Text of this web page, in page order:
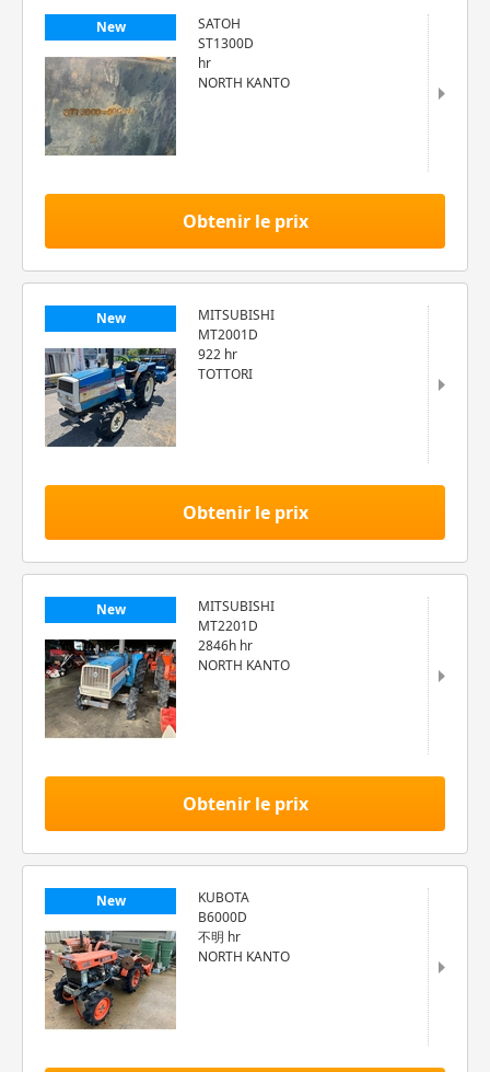
New
SATOH
ST1300D
hr
NORTH KANTO
Obtenir le prix
New
MITSUBISHI
MT2001D
922 hr
TOTTORI
Obtenir le prix
New
MITSUBISHI
MT2201D
2846h hr
NORTH KANTO
Obtenir le prix
New
KUBOTA
B6000D
不明 hr
NORTH KANTO